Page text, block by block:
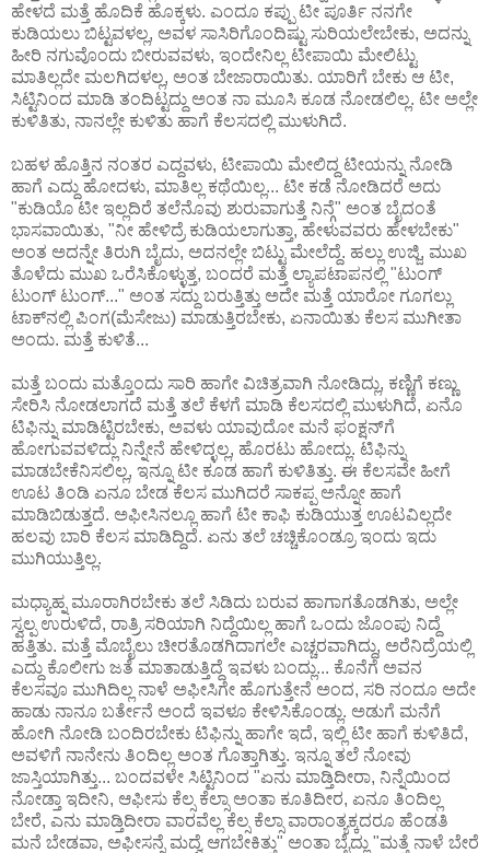
ಹೇಳದೆ ಮತ್ತೆ ಹೊದಿಕೆ ಹೊಕ್ಕಳು. ಎಂದೂ ಕಪ್ಪು ಟೀ ಪೂರ್ತಿ ನನಗೇ
ಕುಡಿಯಲು ಬಿಟ್ಟವಳಲ್ಲ, ಅವಳ ಸಾಸಿರಿಗೊಂದಿಷ್ಟು ಸುರಿಯಲೇಬೇಕು, ಅದನ್ನು
ಹೀರಿ ನಗುವೊಂದು ಬೀರುವವಳು, ಇಂದೇನಿಲ್ಲ ಟೀಪಾಯಿ ಮೇಲಿಟ್ಟು
ಮಾತಿಲ್ಲದೇ ಮಲಗಿದಳಲ್ಲ, ಅಂತ ಬೇಜಾರಾಯಿತು. ಯಾರಿಗೆ ಬೇಕು ಆ ಟೀ,
ಸಿಟ್ಟಿನಿಂದ ಮಾಡಿ ತಂದಿಟ್ಟದ್ದು ಅಂತ ನಾ ಮೂಸಿ ಕೂಡ ನೋಡಲಿಲ್ಲ. ಟೀ ಅಲ್ಲೇ
ಕುಳಿತಿತು, ನಾನಲ್ಲೇ ಕುಳಿತು ಹಾಗೆ ಕೆಲಸದಲ್ಲಿ ಮುಳುಗಿದೆ.
ಬಹಳ ಹೊತ್ತಿನ ನಂತರ ಎದ್ದವಳು, ಟೀಪಾಯಿ ಮೇಲಿದ್ದ ಟೀಯನ್ನು ನೋಡಿ
ಹಾಗೆ ಎದ್ದು ಹೋದಳು, ಮಾತಿಲ್ಲ ಕಥೆಯಿಲ್ಲ... ಟೀ ಕಡೆ ನೋಡಿದರೆ ಅದು
"ಕುಡಿಯೊ ಟೀ ಇಲ್ಲದಿರೆ ತಲೆನೊವು ಶುರುವಾಗುತ್ತೆ ನಿನ್ಗೆ" ಅಂತ ಬೈದಂತೆ
ಭಾಸವಾಯಿತು, "ನೀ ಹೇಳಿದ್ರೆ ಕುಡಿಯಲಾಗುತ್ತಾ, ಹೇಳುವವರು ಹೇಳಬೇಕು"
ಅಂತ ಅದನ್ನೇ ತಿರುಗಿ ಬೈದು, ಅದನಲ್ಲೇ ಬಿಟ್ಟು ಮೇಲೆದ್ದೆ. ಹಲ್ಲು ಉಜ್ಜಿ, ಮುಖ
ತೊಳೆದು ಮುಖ ಒರೆಸಿಕೊಳ್ಳುತ್ತ, ಬಂದರೆ ಮತ್ತೆ ಲ್ಯಾಪಟಾಪನಲ್ಲಿ "ಟುಂಗ್
ಟುಂಗ್ ಟುಂಗ್..." ಅಂತ ಸದ್ದು ಬರುತ್ತಿತ್ತು ಅದೇ ಮತ್ತೆ ಯಾರೋ ಗೂಗಲ್ಲು
ಟಾಕ್‌ನಲ್ಲಿ ಪಿಂಗ(ಮೆಸೇಜು) ಮಾಡುತ್ತಿರಬೇಕು, ಏನಾಯಿತು ಕೆಲಸ ಮುಗೀತಾ
ಅಂದು. ಮತ್ತೆ ಕುಳಿತೆ...
ಮತ್ತೆ ಬಂದು ಮತ್ತೊಂದು ಸಾರಿ ಹಾಗೇ ವಿಚಿತ್ರವಾಗಿ ನೋಡಿದ್ಲು, ಕಣ್ಣಿಗೆ ಕಣ್ಣು
ಸೇರಿಸಿ ನೋಡಲಾಗದೆ ಮತ್ತೆ ತಲೆ ಕೆಳಗೆ ಮಾಡಿ ಕೆಲಸದಲ್ಲಿ ಮುಳುಗಿದೆ, ಏನೊ
ಟಿಫಿನ್ನು ಮಾಡಿಟ್ಟಿರಬೇಕು, ಅವಳು ಯಾವುದೋ ಮನೆ ಫಂಕ್ಷನ್‌ಗೆ
ಹೋಗುವವಳಿದ್ಲು ನಿನ್ನೇನೆ ಹೇಳಿದ್ಳಲ್ಲ, ಹೊರಟು ಹೋದ್ಲು. ಟಿಫಿನ್ನು
ಮಾಡಬೇಕೆನಿಸಲಿಲ್ಲ, ಇನ್ನೂ ಟೀ ಕೂಡ ಹಾಗೆ ಕುಳಿತಿತ್ತು. ಈ ಕೆಲಸವೇ ಹೀಗೆ
ಊಟ ತಿಂಡಿ ಏನೂ ಬೇಡ ಕೆಲಸ ಮುಗಿದರೆ ಸಾಕಪ್ಪ ಅನ್ನೋ ಹಾಗೆ
ಮಾಡಿಬಿಡುತ್ತದೆ. ಅಫೀಸಿನಲ್ಲೂ ಹಾಗೆ ಟೀ ಕಾಫಿ ಕುಡಿಯುತ್ತ ಊಟವಿಲ್ಲದೇ
ಹಲವು ಬಾರಿ ಕೆಲಸ ಮಾಡಿದ್ದಿದೆ. ಏನು ತಲೆ ಚಚ್ಚಿಕೊಂಡ್ರೂ ಇಂದು ಇದು
ಮುಗಿಯುತ್ತಿಲ್ಲ.
ಮಧ್ಯಾಹ್ನ ಮೂರಾಗಿರಬೇಕು ತಲೆ ಸಿಡಿದು ಬರುವ ಹಾಗಾಗತೊಡಗಿತು, ಅಲ್ಲೇ
ಸ್ವಲ್ಪ ಉರುಳಿದೆ, ರಾತ್ರಿ ಸರಿಯಾಗಿ ನಿದ್ದೆಯಿಲ್ಲ ಹಾಗೆ ಒಂದು ಜೊಂಪು ನಿದ್ದೆ
ಹತ್ತಿತು. ಮತ್ತೆ ಮೊಬೈಲು ಚೀರತೊಡಗಿದಾಗಲೇ ಎಚ್ಚರವಾಗಿದ್ದು, ಅರೆನಿದ್ರೆಯಲ್ಲಿ
ಎದ್ದು ಕೊಲೀಗು ಜತೆ ಮಾತಾಡುತ್ತಿದ್ದೆ ಇವಳು ಬಂದ್ಲು... ಕೊನೆಗೆ ಅವನ
ಕೆಲಸವೂ ಮುಗಿದಿಲ್ಲ ನಾಳೆ ಅಫೀಸಿಗೇ ಹೊಗುತ್ತೇನೆ ಅಂದ, ಸರಿ ನಂದೂ ಅದೇ
ಹಾಡು ನಾನೂ ಬರ್ತೇನೆ ಅಂದೆ ಇವಳೂ ಕೇಳಿಸಿಕೊಂಡ್ಲು. ಅಡುಗೆ ಮನೆಗೆ
ಹೋಗಿ ನೋಡಿ ಬಂದಿರಬೇಕು ಟಿಫಿನ್ನು ಹಾಗೇ ಇದೆ, ಇಲ್ಲಿ ಟೀ ಹಾಗೆ ಕುಳಿತಿದೆ,
ಅವಳಿಗೆ ನಾನೇನು ತಿಂದಿಲ್ಲ ಅಂತ ಗೊತ್ತಾಗಿತ್ತು. ಇನ್ನೂ ತಲೆ ನೋವು
ಜಾಸ್ತಿಯಾಗಿತ್ತು... ಬಂದವಳೇ ಸಿಟ್ಟಿನಿಂದ "ಏನು ಮಾಡ್ತಿದೀರಾ, ನಿನ್ನೆಯಿಂದ
ನೋಡ್ತಾ ಇದೀನಿ, ಆಫೀಸು ಕೆಲ್ಸ ಕೆಲ್ಸಾ ಅಂತಾ ಕೂತಿದೀರ, ಏನೂ ತಿಂದಿಲ್ಲ
ಬೇರೆ, ಎನು ಮಾಡ್ತಿದೀರಾ ವಾರವೆಲ್ಲ ಕೆಲ್ಸ ಕೆಲ್ಸಾ ವಾರಾಂತ್ಯಕ್ಕದರೂ ಹೆಂಡತಿ
ಮನೆ ಬೇಡವಾ, ಅಫೀಸನ್ನೆ ಮದ್ವೆ ಆಗಬೇಕಿತ್ತು" ಅಂತಾ ಬೈದ್ಲು "ಮತ್ತೆ ನಾಳೆ ಬೇರೆ